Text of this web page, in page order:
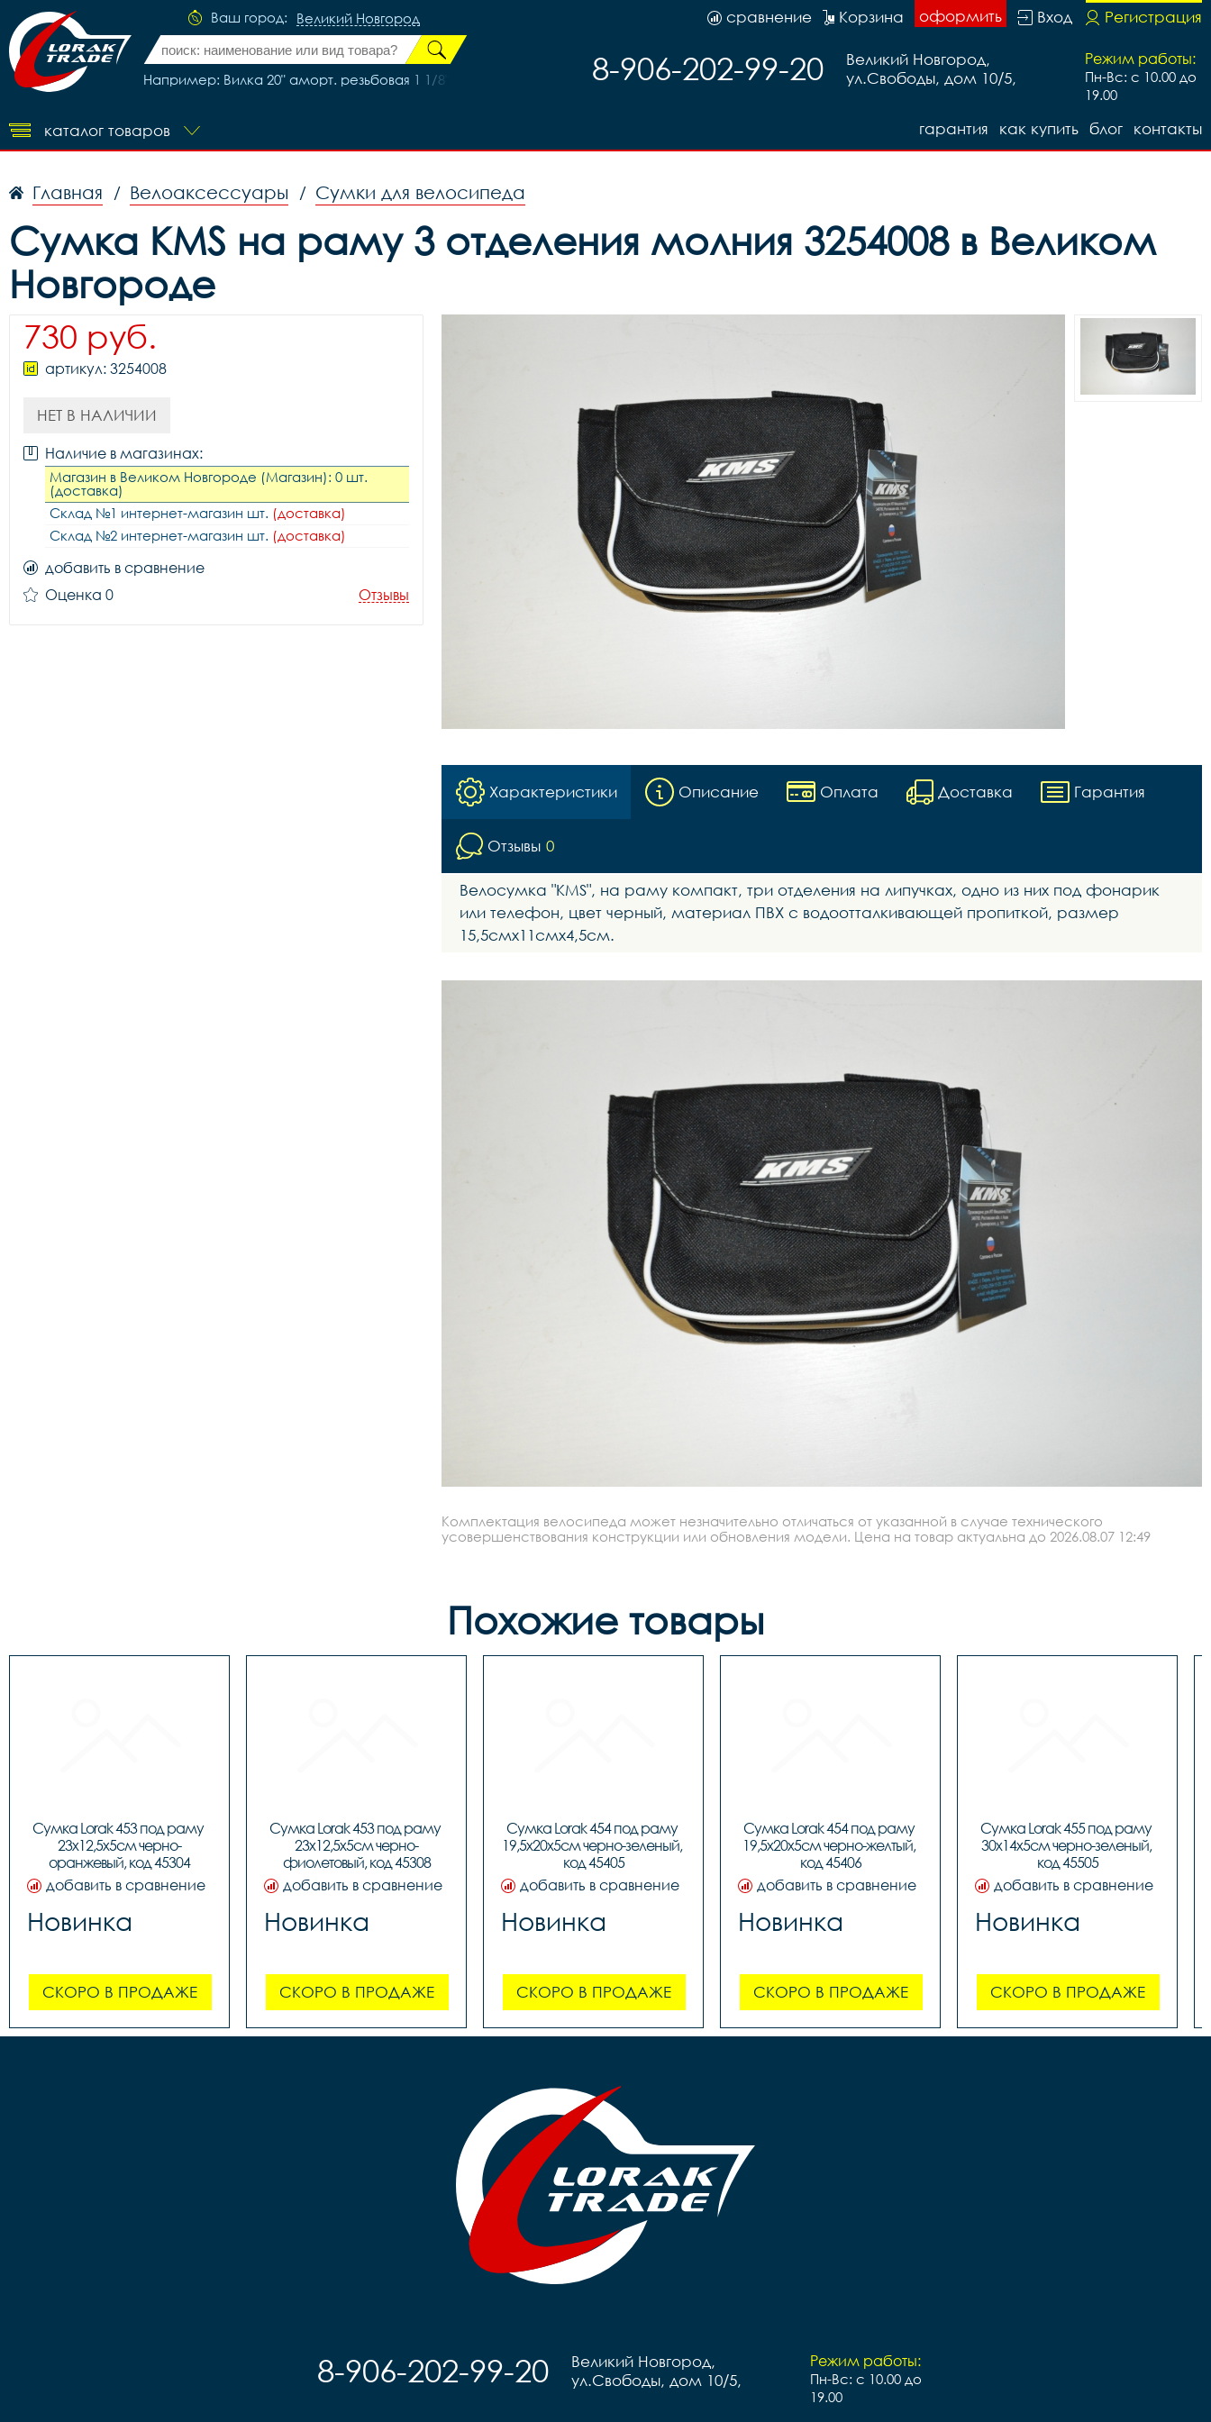
Ваш город: Великий Новгород
Например: Вилка 20" аморт. резьбовая 1 1/8" Lorak Race 20, код 40431
Регистрация
Вход
оформить
Корзина
сравнение
Режим работы:
Пн-Вс: с 10.00 до
19.00
Великий Новгород,
ул.Свободы, дом 10/5,
8-906-202-99-20
каталог товаров контакты
блог
как купить
гарантия
Главная / Велоаксессуары / Сумки для велосипеда
Сумка KMS на раму 3 отделения молния 3254008 в Великом
Новгороде
730 руб.
артикул: 3254008
НЕТ В НАЛИЧИИ
Наличие в магазинах:
Магазин в Великом Новгороде (Магазин): 0 шт.
(доставка)
Склад №1 интернет-магазин шт. (доставка)
Склад №2 интернет-магазин шт. (доставка)
добавить в сравнение
Оценка 0
Отзывы
Характеристики Описание Оплата Доставка Гарантия
Отзывы 0
Велосумка "КМS", на раму компакт, три отделения на липучках, одно из них под фонарик
или телефон, цвет черный, материал ПВХ с водоотталкивающей пропиткой, размер
15,5смх11смх4,5см.
Комплектация велосипеда может незначительно отличаться от указанной в случае технического
усовершенствования конструкции или обновления модели. Цена на товар актуальна до 2026.08.07 12:49
Похожие товары
Сумка Lorak 453 под раму
23х12,5х5см черно-
оранжевый, код 45304
добавить в сравнение
Новинка
СКОРО В ПРОДАЖЕ
Сумка Lorak 453 под раму
23х12,5х5см черно-
фиолетовый, код 45308
добавить в сравнение
Новинка
СКОРО В ПРОДАЖЕ
Сумка Lorak 454 под раму
19,5х20х5см черно-зеленый,
код 45405
добавить в сравнение
Новинка
СКОРО В ПРОДАЖЕ
Сумка Lorak 454 под раму
19,5х20х5см черно-желтый,
код 45406
добавить в сравнение
Новинка
СКОРО В ПРОДАЖЕ
Сумка Lorak 455 под раму
30х14х5см черно-зеленый,
код 45505
добавить в сравнение
Новинка
СКОРО В ПРОДАЖЕ
Режим работы:
Пн-Вс: с 10.00 до
19.00
Великий Новгород,
ул.Свободы, дом 10/5,
8-906-202-99-20